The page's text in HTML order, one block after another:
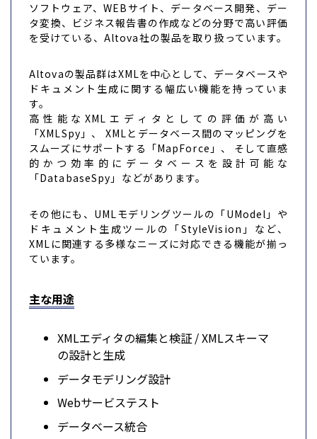
ソフトウェア、WEBサイト、データベース開発、デー
タ変換、ビジネス報告書の作成などの分野で高い評価
を受けている、Altova社の製品を取り扱っています。
Altovaの製品群はXMLを中心として、データベースや
ドキュメント生成に関する幅広い機能を持っていま
す。
高性能なXMLエディタとしての評価が高い
「XMLSpy」、 XMLとデータベース間のマッピングを
スムーズにサポートする「MapForce」、 そして直感
的かつ効率的にデータベースを設計可能な
「DatabaseSpy」などがあります。
その他にも、UMLモデリングツールの「UModel」や
ドキュメント生成ツールの「StyleVision」など、
XMLに関連する多様なニーズに対応できる機能が揃っ
ています。
主な用途
XMLエディタの編集と検証 / XMLスキーマ
の設計と生成
データモデリング設計
Webサービステスト
データベース統合